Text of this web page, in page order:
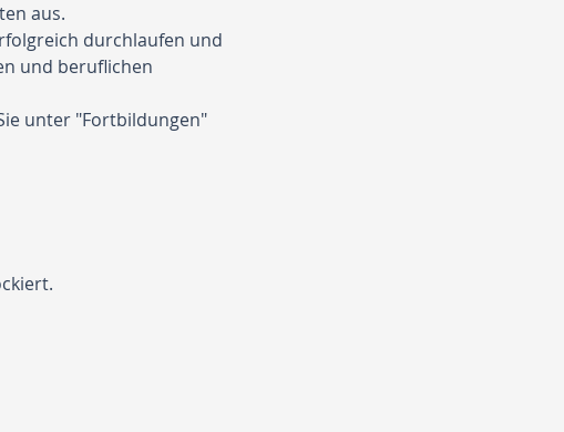
aus.
durchlaufen und
und beruflichen
unter "Fortbildungen"